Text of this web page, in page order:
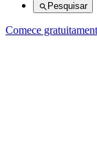
Pesquisar
Comece